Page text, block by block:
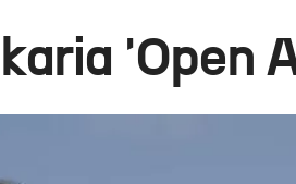
'Open